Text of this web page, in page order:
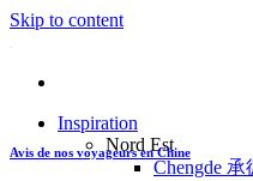
Skip to content
Inspiration
Nord Est
Chengde 承
Avis de nos voyageurs en Chine